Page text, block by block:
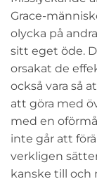
Grace-
olycka på
sitt eget öde.
orsakat de
också vara så
att göra med
med en
inte går att
verkligen
kanske till och